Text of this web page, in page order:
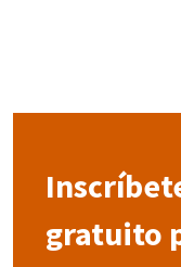
gratuito